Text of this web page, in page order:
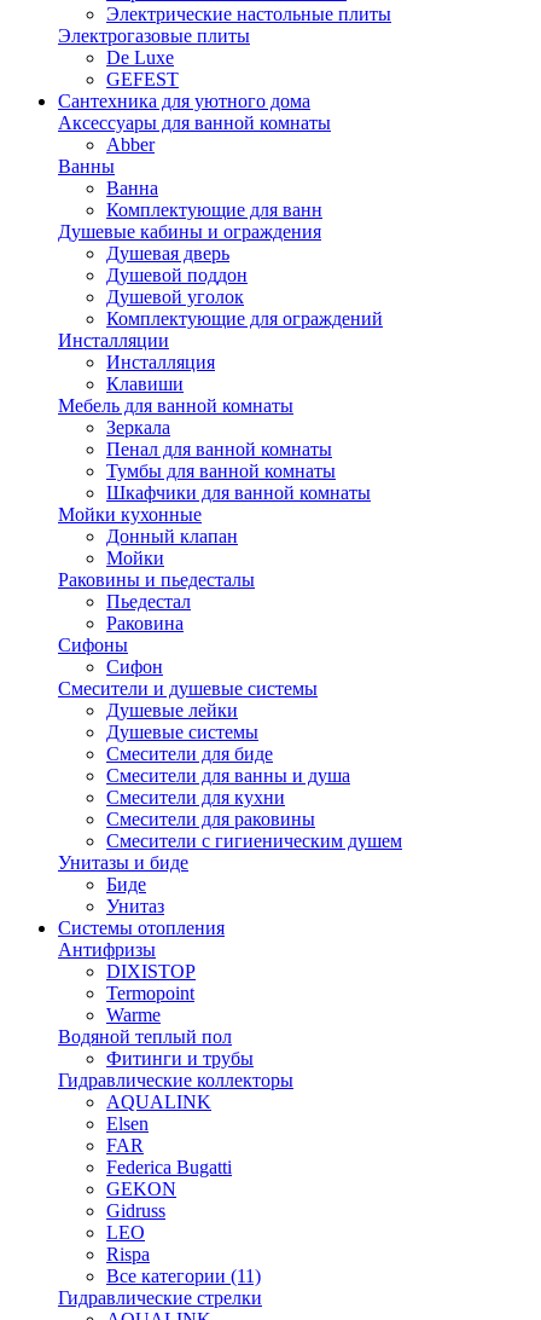
Электрические настольные плиты
Электрогазовые плиты
De Luxe
GEFEST
Сантехника для уютного дома
Аксессуары для ванной комнаты
Abber
Ванны
Ванна
Комплектующие для ванн
Душевые кабины и ограждения
Душевая дверь
Душевой поддон
Душевой уголок
Комплектующие для ограждений
Инсталляции
Инсталляция
Клавиши
Мебель для ванной комнаты
Зеркала
Пенал для ванной комнаты
Тумбы для ванной комнаты
Шкафчики для ванной комнаты
Мойки кухонные
Донный клапан
Мойки
Раковины и пьедесталы
Пьедестал
Раковина
Сифоны
Сифон
Смесители и душевые системы
Душевые лейки
Душевые системы
Смесители для биде
Смесители для ванны и душа
Смесители для кухни
Смесители для раковины
Смесители с гигиеническим душем
Унитазы и биде
Биде
Унитаз
Системы отопления
Антифризы
DIXISTOP
Termopoint
Warme
Водяной теплый пол
Фитинги и трубы
Гидравлические коллекторы
AQUALINK
Elsen
FAR
Federica Bugatti
GEKON
Gidruss
LEO
Rispa
Все категории (11)
Гидравлические стрелки